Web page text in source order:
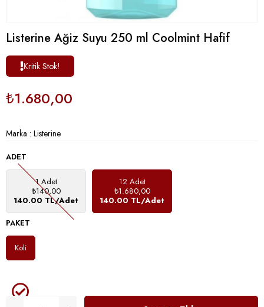
Listerine Ağiz Suyu 250 ml Coolmint Hafif
Kritik Stok!
₺1.680,00
Marka : Listerine
ADET
1 Adet
₺140,00
140.00 TL/Adet
12 Adet
₺1.680,00
140.00 TL/Adet
PAKET
Koli